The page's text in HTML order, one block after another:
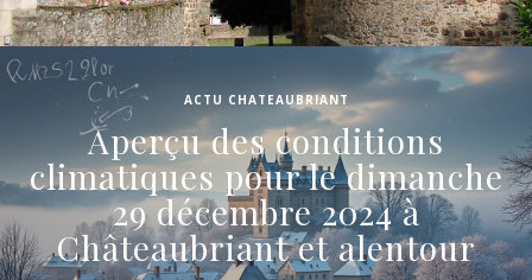
ACTU CHATEAUBRIANT
Aperçu des conditions
climatiques pour le dimanche
29 décembre 2024 à
Châteaubriant et alentour